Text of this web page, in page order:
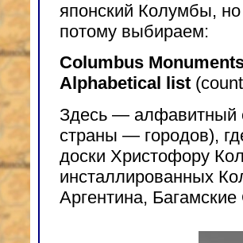
японский Колумбы,
потому выбираем:
Columbus
Alphabetical list
Здесь — алфавитный
страны — городов),
доски Христофору
инсталлированных
Аргентина,